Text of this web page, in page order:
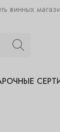
винных